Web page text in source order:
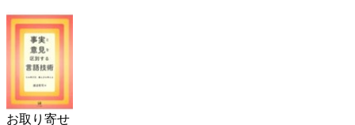
お取り寄せ